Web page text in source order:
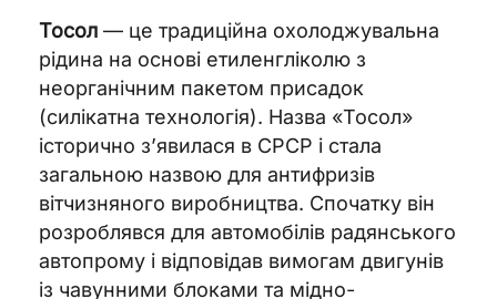
Тосол — це традиційна охолоджувальна
рідина на основі етиленгліколю з
неорганічним пакетом присадок
(силікатна технологія). Назва «Тосол»
історично з’явилася в СРСР і стала
загальною назвою для антифризів
вітчизняного виробництва. Спочатку він
розроблявся для автомобілів радянського
автопрому і відповідав вимогам двигунів
із чавунними блоками та мідно-